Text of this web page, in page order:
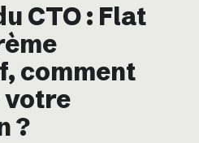
CTO : Flat
comment
?